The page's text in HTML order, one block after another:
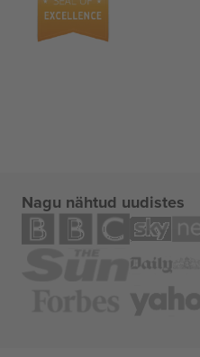
Nagu nähtud uudistes